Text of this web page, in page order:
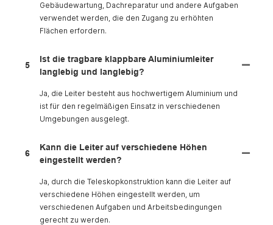
Gebäudewartung, Dachreparatur und andere Aufgaben
verwendet werden, die den Zugang zu erhöhten
Flächen erfordern.
5
Ist die tragbare klappbare Aluminiumleiter
langlebig und langlebig?
Ja, die Leiter besteht aus hochwertigem Aluminium und
ist für den regelmäßigen Einsatz in verschiedenen
Umgebungen ausgelegt.
6
Kann die Leiter auf verschiedene Höhen
eingestellt werden?
Ja, durch die Teleskopkonstruktion kann die Leiter auf
verschiedene Höhen eingestellt werden, um
verschiedenen Aufgaben und Arbeitsbedingungen
gerecht zu werden.